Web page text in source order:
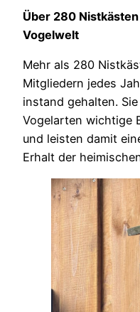
Über 280
Vogelwelt
Mehr als 280
Mitgliedern jedes
instand gehalten.
Vogelarten wichtige
und leisten damit
Erhalt der